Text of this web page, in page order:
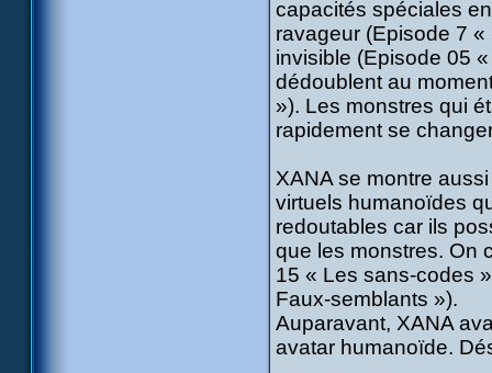
capacités spéciales
ravageur (Episode 7
invisible (Episode 05
dédoublent au
»). Les monstres qui
rapidement se
XANA se montre
virtuels humanoïdes
redoutables car ils
que les monstres. On
15 « Les sans-codes
Faux-semblants »).
Auparavant, XANA
avatar humanoïde.